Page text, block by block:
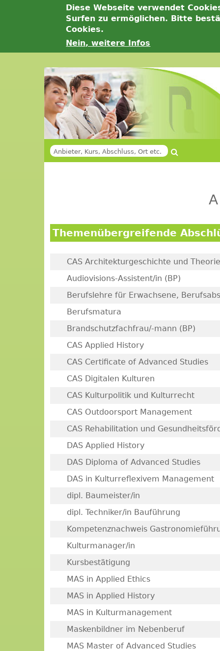
Diese Webseite verwendet
Surfen zu ermöglichen. Bitte
Cookies.
Nein, weitere Infos
Suche
Themenübergreifende
CAS Architekturgeschichte und
Audiovisions-Assistent/in (BP)
Berufslehre für Erwachsene,
Berufsmatura
Brandschutzfachfrau/-mann (BP)
CAS Applied History
CAS Certificate of Advanced Studies
CAS Digitalen Kulturen
CAS Kulturpolitik und Kulturrecht
CAS Outdoorsport Management
CAS Rehabilitation und
DAS Applied History
DAS Diploma of Advanced Studies
DAS in Kulturreflexivem Management
dipl. Baumeister/in
dipl. Techniker/in Bauführung
Kompetenznachweis
Kulturmanager/in
Kursbestätigung
MAS in Applied Ethics
MAS in Applied History
MAS in Kulturmanagement
Maskenbildner im Nebenberuf
MAS Master of Advanced Studies